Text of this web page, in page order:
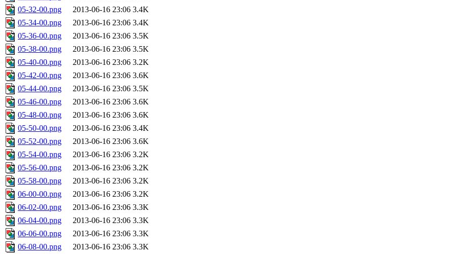
05-32-00.png
2013-06-16 23:06 3.4K
05-34-00.png
2013-06-16 23:06 3.4K
05-36-00.png
2013-06-16 23:06 3.5K
05-38-00.png
2013-06-16 23:06 3.5K
05-40-00.png
2013-06-16 23:06 3.2K
05-42-00.png
2013-06-16 23:06 3.6K
05-44-00.png
2013-06-16 23:06 3.5K
05-46-00.png
2013-06-16 23:06 3.6K
05-48-00.png
2013-06-16 23:06 3.6K
05-50-00.png
2013-06-16 23:06 3.4K
05-52-00.png
2013-06-16 23:06 3.6K
05-54-00.png
2013-06-16 23:06 3.2K
05-56-00.png
2013-06-16 23:06 3.2K
05-58-00.png
2013-06-16 23:06 3.2K
06-00-00.png
2013-06-16 23:06 3.2K
06-02-00.png
2013-06-16 23:06 3.3K
06-04-00.png
2013-06-16 23:06 3.3K
06-06-00.png
2013-06-16 23:06 3.3K
06-08-00.png
2013-06-16 23:06 3.3K